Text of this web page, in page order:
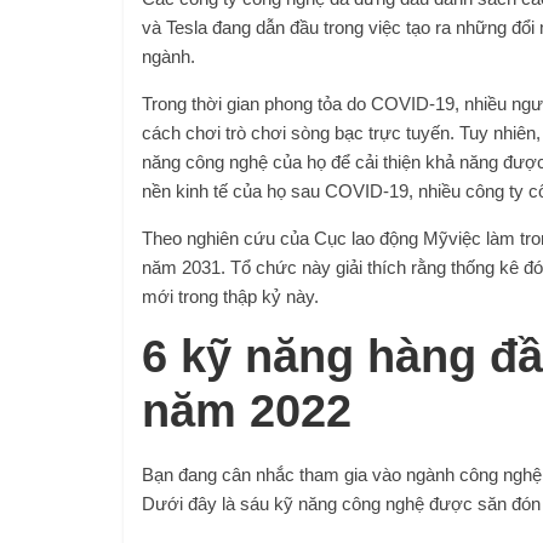
và Tesla đang dẫn đầu trong việc tạo ra những
ngành.
Trong thời gian phong tỏa do COVID-19, nhiều
cách chơi trò chơi sòng bạc trực tuyến. Tuy
năng công nghệ của họ để cải thiện khả năng
nền kinh tế của họ sau COVID-19, nhiều công ty
Theo nghiên cứu của Cục lao động Mỹviệc làm
năm 2031. Tổ chức này giải thích rằng thống kê
mới trong thập kỷ này.
6 kỹ năng hàng
năm 2022
Bạn đang cân nhắc tham gia vào ngành công
Dưới đây là sáu kỹ năng công nghệ được săn